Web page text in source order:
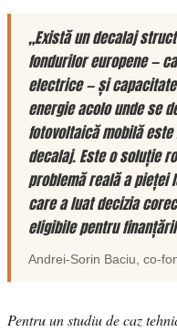
„Există un decalaj
fondurilor europene —
electrice — și
energie acolo unde se
fotovoltaică mobilă
decalaj. Este o soluție
problemă reală a pieței
care a luat decizia
eligibile pentru
Andrei-Sorin Baciu, co-
Pentru un studiu de caz